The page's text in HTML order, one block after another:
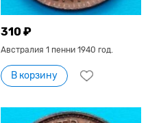
310 ₽
Австралия 1 пенни 1940 год.
В корзину